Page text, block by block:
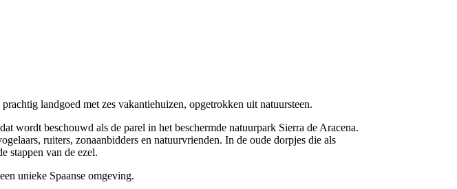
landgoed met zes vakantiehuizen, opgetrokken uit natuursteen.
beschouwd als de parel in het beschermde natuurpark Sierra de Aracena.
ruiters, zonaanbidders en natuurvrienden. In de oude dorpjes die als
stappen van de ezel.
unieke Spaanse omgeving.